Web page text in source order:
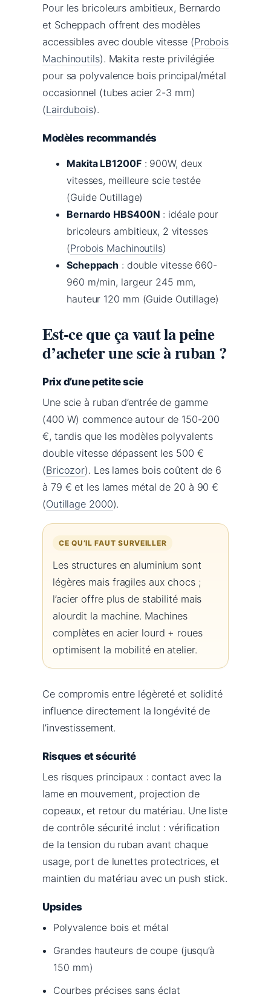
Pour les bricoleurs ambitieux, Bernardo
et Scheppach offrent des modèles
accessibles avec double vitesse (Probois
Machinoutils). Makita reste privilégiée
pour sa polyvalence bois principal/métal
occasionnel (tubes acier 2-3 mm)
(Lairdubois).
Modèles recommandés
Makita LB1200F: 900W, deux
vitesses, meilleure scie testée
(Guide Outillage)
Bernardo HBS400N : idéale pour
bricoleurs ambitieux, 2 vitesses
(Probois Machinoutils)
Scheppach : double vitesse 660-
960 m/min, largeur 245 mm,
hauteur 120 mm (Guide Outillage)
Est-ce que ça vaut la peine
d’acheter une scie à ruban ?
Prix d’une petite scie
Une scie à ruban d’entrée de gamme
(400 W) commence autour de 150-200
€, tandis que les modèles polyvalents
double vitesse dépassent les 500 €
(Bricozor). Les lames bois coûtent de 6
à 79 € et les lames métal de 20 à 90 €
(Outillage 2000).
CE QU’IL FAUT SURVEILLER
Les structures en aluminium sont
légères mais fragiles aux chocs ;
l’acier offre plus de stabilité mais
alourdit la machine. Machines
complètes en acier lourd + roues
optimisent la mobilité en atelier.
Ce compromis entre légèreté et solidité
influence directement la longévité de
l’investissement.
Risques et sécurité
Les risques principaux : contact avec la
lame en mouvement, projection de
copeaux, et retour du matériau. Une liste
de contrôle sécurité inclut : vérification
de la tension du ruban avant chaque
usage, port de lunettes protectrices, et
maintien du matériau avec un push stick.
Upsides
Polyvalence bois et métal
Grandes hauteurs de coupe (jusqu’à
150 mm)
Courbes précises sans éclat